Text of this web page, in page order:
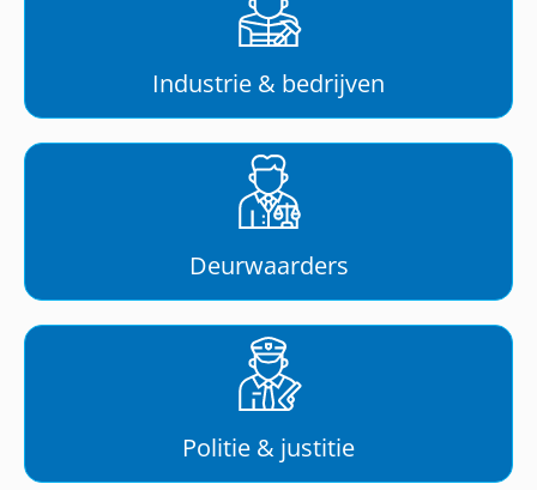
Industrie & bedrijven
Deurwaarders
Politie & justitie